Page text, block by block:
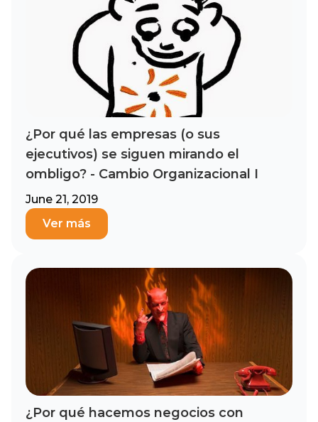
¿Por qué las empresas (o sus
ejecutivos) se siguen mirando el
ombligo? - Cambio Organizacional I
June 21, 2019
Ver más
¿Por qué hacemos negocios con